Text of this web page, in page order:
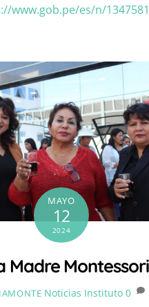
www.gob.pe/es/n/1347581
MAYO
12
2024
Madre
Noticias Instituto 0